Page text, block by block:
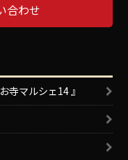
合わせ
寺マルシェ14 』